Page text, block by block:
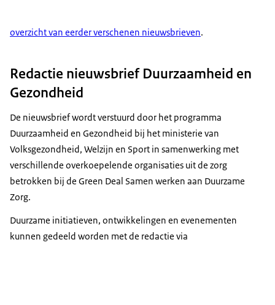
overzicht van eerder verschenen nieuwsbrieven.
Redactie nieuwsbrief Duurzaamheid en
Gezondheid
De nieuwsbrief wordt verstuurd door het programma
Duurzaamheid en Gezondheid bij het ministerie van
Volksgezondheid, Welzijn en Sport in samenwerking met
verschillende overkoepelende organisaties uit de zorg
betrokken bij de Green Deal Samen werken aan Duurzame
Zorg.
Duurzame initiatieven, ontwikkelingen en evenementen
kunnen gedeeld worden met de redactie via